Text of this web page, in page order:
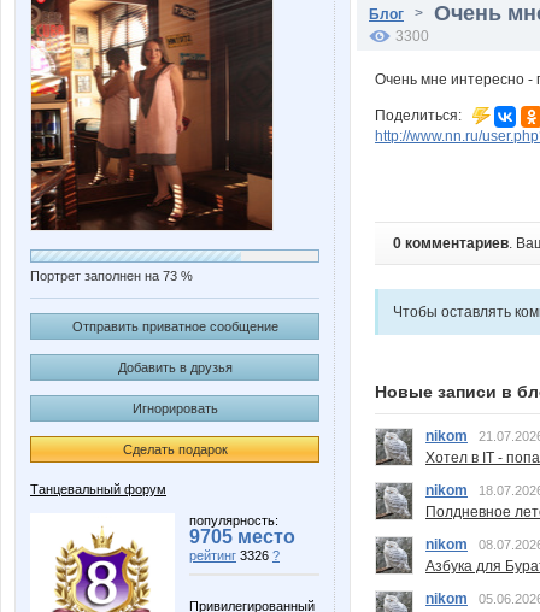
Портрет заполнен на 73 %
Отправить приватное сообщение
Добавить в друзья
Игнорировать
Сделать подарок
Танцевальный форум
популярность:
9705 место
рейтинг 3326 ?
Привилегированный
Блог > Очень
3300
Очень мне интересно -
Поделиться:
http://www.nn.ru/
0 комментариев.
Чтобы оставлять
Новые записи в
nikom
Хотел в IT -
nikom
Полдневное
nikom
Азбука для
nikom